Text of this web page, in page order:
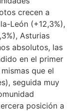
crecen a
León (+12,3%),
Asturias
absolutos, las
en el primer
que el
seguida muy
posición a